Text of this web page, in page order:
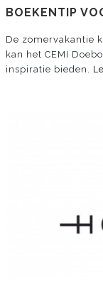
BOEKENTIP
De zomervakantie
kan het CEMI
inspiratie bieden.